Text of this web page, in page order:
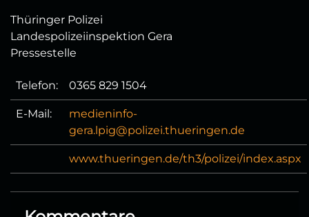
Thüringer Polizei
Landespolizeiinspektion Gera
Pressestelle
Telefon: 0365 829 1504
E-Mail:
medieninfo-
gera.lpig@polizei.thueringen.de
www.thueringen.de/th3/polizei/index.aspx